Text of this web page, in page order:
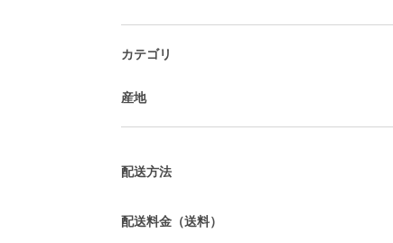
カテゴリ
産地
配送方法
配送料金（送料）